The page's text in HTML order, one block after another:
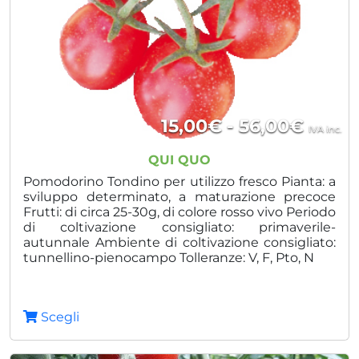
15,00€ - 56,00€
da
a
IVA inc.
QUI QUO
Pomodorino Tondino per utilizzo fresco Pianta: a
sviluppo determinato, a maturazione precoce
Frutti: di circa 25-30g, di colore rosso vivo Periodo
di coltivazione consigliato: primaverile-
autunnale Ambiente di coltivazione consigliato:
tunnellino-pienocampo Tolleranze: V, F, Pto, N
Scegli